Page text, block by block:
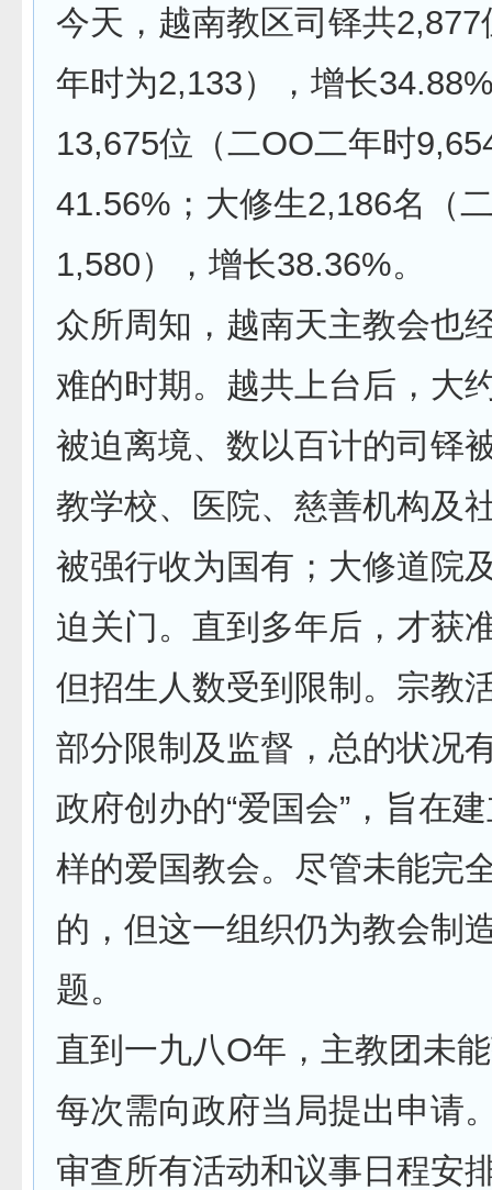
今天，越南教区司铎共
年时为2,133），增长
13,675位（二OO二年时
41.56%；大修生2,186名（
1,580），增长38.36%。
众所周知，越南天主教会也
难的时期。越共上台后，大
被迫离境、数以百计的司铎
教学校、医院、慈善机构及
被强行收为国有；大修道院
迫关门。直到多年后，才获
但招生人数受到限制。宗教
部分限制及监督，总的状况
政府创办的“爱国会”，旨在
样的爱国教会。尽管未能完
的，但这一组织仍为教会制
题。
直到一九八O年，主教团未
每次需向政府当局提出申请
审查所有活动和议事日程安